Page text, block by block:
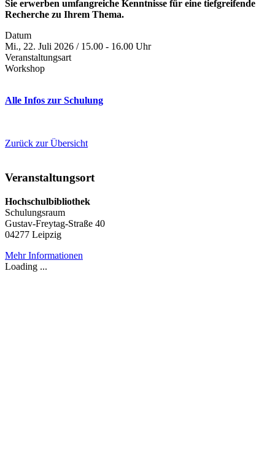
Sie erwerben umfangreiche Kenntnisse für eine tiefgreifende
Recherche zu Ihrem Thema.
Datum
Mi., 22. Juli 2026 / 15.00 - 16.00 Uhr
Veranstaltungsart
Workshop
Alle Infos zur Schulung
Zurück zur Übersicht
Veranstaltungsort
Hochschulbibliothek
Schulungsraum
Gustav-Freytag-Straße 40
04277 Leipzig
Mehr Informationen
Loading ...